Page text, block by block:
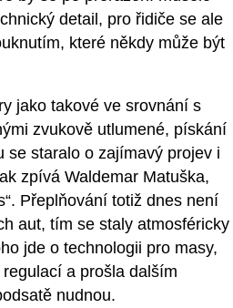
detail, pro řidiče se ale
které někdy může být
jako takové ve srovnání s
zvukově utlumené, pískání
se staralo o zajímavý projev i
zpívá Waldemar Matuška,
Přeplňování totiž dnes není
aut, tím se staly atmosféricky
jde o technologii pro masy,
a prošla dalším
nudnou.